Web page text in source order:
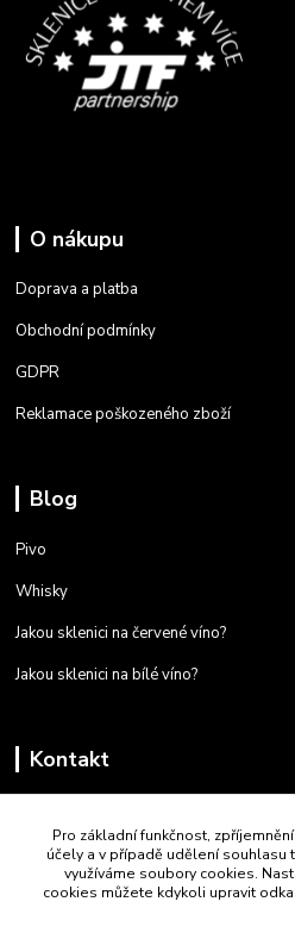
O nákupu
Doprava a platba
Obchodní podmínky
GDPR
Reklamace poškozeného zboží
Blog
Pivo
Whisky
Jakou sklenici na červené víno?
Jakou sklenici na bílé víno?
Kontakt
Po - Pá 9:00 - 16:00
jtf.luby@seznam.cz
Pro základní funkčnost,
účely a v případě udělení souhlasu
využíváme soubory cookies.
cookies můžete kdykoli upravit